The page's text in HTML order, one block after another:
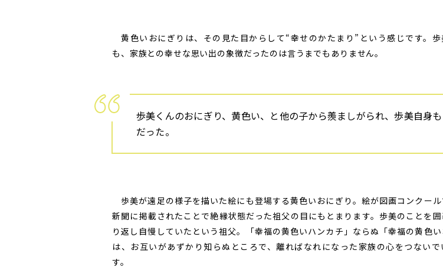
黄色いおにぎりは、その見た目からして“幸せのかたまり”という感じです。歩
も、家族との幸せな思い出の象徴だったのは言うまでもありません。
歩美くんのおにぎり、黄色い、と他の子から羨ましがられ、歩美自身
だった。
歩美が遠足の様子を描いた絵にも登場する黄色いおにぎり。絵が図画コンクール
新聞に掲載されたことで絶縁状態だった祖父の目にもとまります。歩美のことを
り返し自慢していたという祖父。「幸福の黄色いハンカチ」ならぬ「幸福の黄色い
は、お互いがあずかり知らぬところで、離ればなれになった家族の心をつないで
す。